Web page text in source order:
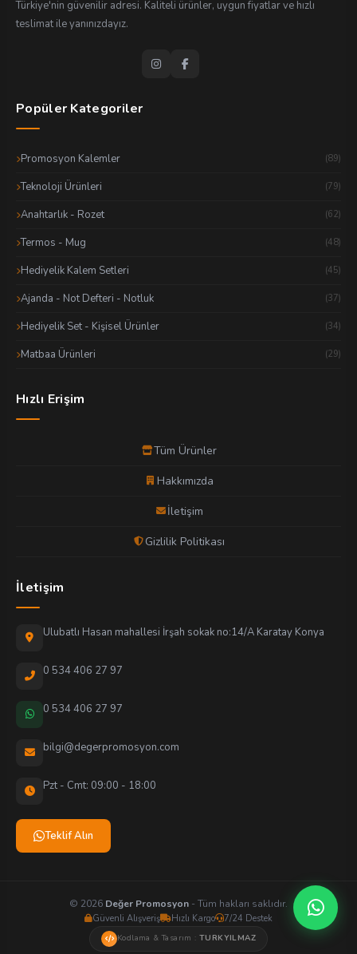
Türkiye'nin güvenilir adresi. Kaliteli ürünler, uygun fiyatlar ve hızlı
teslimat ile yanınızdayız.
Popüler Kategoriler
Promosyon Kalemler (89)
Teknoloji Ürünleri (79)
Anahtarlık - Rozet (62)
Termos - Mug (48)
Hediyelik Kalem Setleri (45)
Ajanda - Not Defteri - Notluk (37)
Hediyelik Set - Kişisel Ürünler (34)
Matbaa Ürünleri (29)
Hızlı Erişim
Tüm Ürünler
Hakkımızda
İletişim
Gizlilik Politikası
İletişim
Ulubatlı Hasan mahallesi İrşah sokak no:14/A Karatay Konya
0 534 406 27 97
0 534 406 27 97
bilgi@degerpromosyon.com
Pzt - Cmt: 09:00 - 18:00
Teklif Alın
© 2026 Değer Promosyon - Tüm hakları saklıdır.
Güvenli Alışveriş Hızlı Kargo 7/24 Destek
Kodlama & Tasarım : TURKYILMAZ